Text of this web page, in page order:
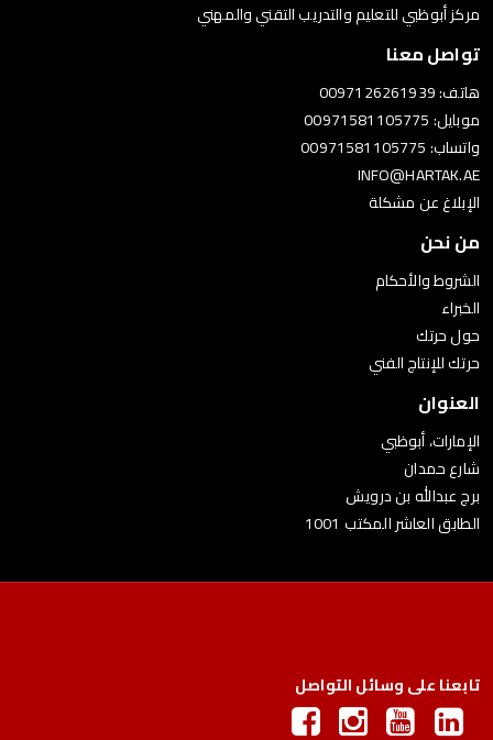
مركز أبوظبي للتعليم والتدريب التقني والمهني
تواصل معنا
هاتف: 0097126261939
موبايل: 00971581105775
واتساب: 00971581105775
INFO@HARTAK.AE
الإبلاغ عن مشكلة
من نحن
الشروط والأحكام
الخبراء
حول حرتك
حرتك للإنتاج الفني
العنوان
الإمارات، أبوظبي
شارع حمدان
برج عبدالله بن درويش
الطابق العاشر المكتب 1001
تابعنا على وسائل التواصل